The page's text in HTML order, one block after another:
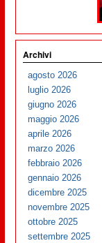
Archivi
agosto 2026
luglio 2026
giugno 2026
maggio 2026
aprile 2026
marzo 2026
febbraio 2026
gennaio 2026
dicembre 2025
novembre 2025
ottobre 2025
settembre 2025